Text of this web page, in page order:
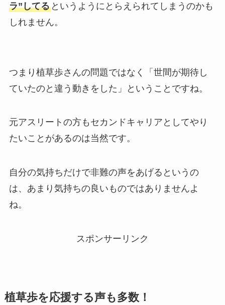
ラ”してるというようにとらえられてしまうのかも
しれません。
つまり植草歩さんの問題ではなく「世間が期待し
ていたのと違う動きをした」ということですね。
元アスリートの方もセカンドキャリアとしてやり
たいことがあるのは当然です。
自分の気持ちだけで非難の声をあげるというの
は、あまり気持ちの良いものではありませんよ
ね。
スポンサーリンク
植草歩を応援する声も多数！